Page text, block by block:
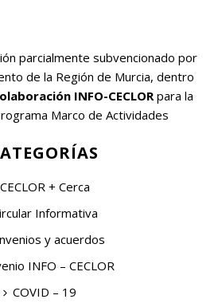
parcialmente subvencionado por
de la Región de Murcia, dentro
INFO-CECLOR para la
Marco de Actividades
CECLOR + Cerca
Informativa
y acuerdos
INFO – CECLOR
COVID – 19